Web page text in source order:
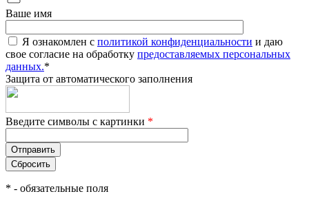
Ваше имя
Я ознакомлен с политикой конфиденциальности и даю
свое согласие на обработку предоставляемых персональных
данных.*
Защита от автоматического заполнения
Введите символы с картинки *
* - обязательные поля